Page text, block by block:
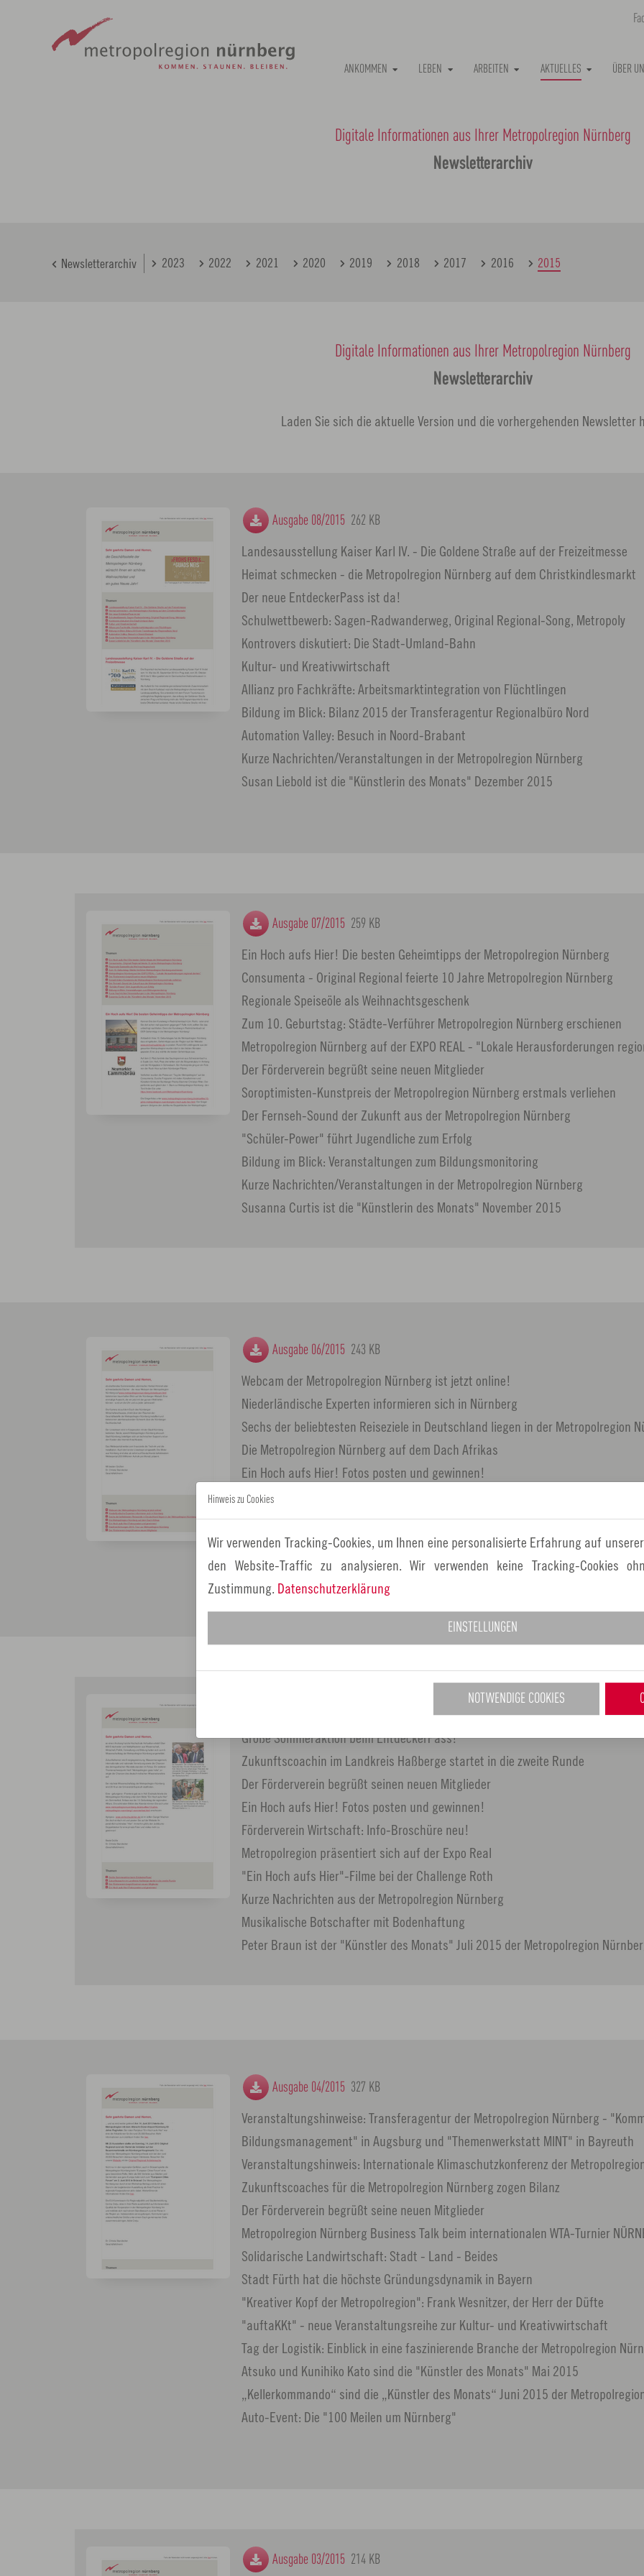
metropolregion
ANKOMMEN LEBEN ARBEITEN AKTUELLES ÜBER
Newsletterarchiv
Digitale Informationen aus Ihrer Metropolregion Nürnberg
Newsletterarchiv 2023 2022 2021 2020 2019 2018 2017 2016 2015
Newsletterarchiv
Digitale Informationen aus Ihrer Metropolregion Nürnberg
Laden Sie sich die aktuelle Version und die vorhergehenden Newsletter
Ausgabe 08/2015 262 KB
Landesausstellung Kaiser Karl IV. - Die Goldene Straße auf der Freizeitmesse
Heimat schmecken - die Metropolregion Nürnberg auf dem Christkindlesmarkt
Der neue EntdeckerPass ist da!
Schulwettbewerb: Sagen-Radwanderweg, Original Regional-Song, Metropoly
Kontrovers diskutiert: Die Stadt-Umland-Bahn
Kultur- und Kreativwirtschaft
Allianz pro Fachkräfte: Arbeitsmarktintegration von Flüchtlingen
Bildung im Blick: Bilanz 2015 der Transferagentur Regionalbüro Nord
Automation Valley: Besuch in Noord-Brabant
Kurze Nachrichten/Veranstaltungen in der Metropolregion Nürnberg
Susan Liebold ist die "Künstlerin des Monats" Dezember 2015
Ausgabe 07/2015 259 KB
Ein Hoch aufs Hier! Die besten Geheimtipps der Metropolregion Nürnberg
Consumenta - Original Regional feierte 10 Jahre Metropolregion Nürnberg
Regionale Speiseöle als Weihnachtsgeschenk
Zum 10. Geburtstag: Städte-Verführer Metropolregion Nürnberg erschienen
Metropolregion Nürnberg auf der EXPO REAL - "Lokale Herausforderungen
Der Förderverein begrüßt seine neuen Mitglieder
Soroptimisten-Kunstpreis der Metropolregion Nürnberg erstmals verliehen
Der Fernseh-Sound der Zukunft aus der Metropolregion Nürnberg
"Schüler-Power" führt Jugendliche zum Erfolg
Bildung im Blick: Veranstaltungen zum Bildungsmonitoring
Kurze Nachrichten/Veranstaltungen in der Metropolregion Nürnberg
Susanna Curtis ist die "Künstlerin des Monats" November 2015
Ausgabe 06/2015 243 KB
Webcam der Metropolregion Nürnberg ist jetzt online!
Niederländische Experten informieren sich in Nürnberg
Sechs der beliebtesten Reiseziele in Deutschland liegen in der Metropolregion
Die Metropolregion Nürnberg auf dem Dach Afrikas
Ein Hoch aufs Hier! Fotos posten und gewinnen!
Stadt(ver)führungen 2015: Tour zur Metropolregion Nürnberg
Der Förderverein begrüßt seine neuen Mitglieder
Kurze Nachrichten/Veranstaltungen in der Metropolregion Nürnberg
Markus Nondorf ist der "Künstler des Monats" August 2015 der Metropolregion
Große Sommeraktion beim EntdeckerPass!
Zukunftscoachin im Landkreis Haßberge startet in die zweite Runde
Der Förderverein begrüßt seinen neuen Mitglieder
Ein Hoch aufs Hier! Fotos posten und gewinnen!
Förderverein Wirtschaft: Info-Broschüre neu!
Metropolregion präsentiert sich auf der Expo Real
"Ein Hoch aufs Hier"-Filme bei der Challenge Roth
Kurze Nachrichten aus der Metropolregion Nürnberg
Musikalische Botschafter mit Bodenhaftung
Peter Braun ist der "Künstler des Monats" Juli 2015 der Metropolregion
Ausgabe 04/2015 327 KB
Veranstaltungshinweise: Transferagentur der Metropolregion Nürnberg -
Bildungsmanagement" in Augsburg und "Themenwerkstatt MINT" in Bayreuth
Veranstaltungshinweis: Internationale Klimaschutzkonferenz der
Zukunftscoaches für die Metropolregion Nürnberg zogen Bilanz
Der Förderverein begrüßt seine neuen Mitglieder
Metropolregion Nürnberg Business Talk beim internationalen WTA-Turnier
Solidarische Landwirtschaft: Stadt - Land - Beides
Stadt Fürth hat die höchste Gründungsdynamik in Bayern
"Kreativer Kopf der Metropolregion": Frank Wesnitzer, der Herr der Düfte
"auftaKKt" - neue Veranstaltungsreihe zur Kultur- und Kreativwirtschaft
Tag der Logistik: Einblick in eine faszinierende Branche der Metropolregion
Atsuko und Kunihiko Kato sind die "Künstler des Monats" Mai 2015
„Kellerkommando“ sind die „Künstler des Monats“ Juni 2015 der
Auto-Event: Die "100 Meilen um Nürnberg"
Ausgabe 03/2015 214 KB
Hinweis zu Cookies
Wir verwenden Tracking-Cookies, um Ihnen eine personalisierte Erfahrung auf
den Website-Traffic zu analysieren. Wir verwenden keine Tracking-Cookies
Zustimmung. Datenschutzerklärung
EINSTELLUNGEN
NOTWENDIGE COOKIES